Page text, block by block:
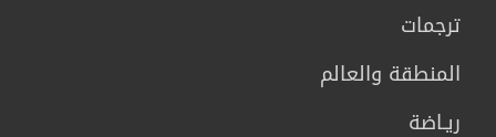
ترجمات
المنطقة والعالم
ريـاضة